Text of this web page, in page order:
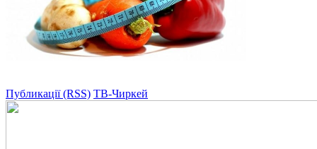
Публикації (RSS) ТВ-Чиркей